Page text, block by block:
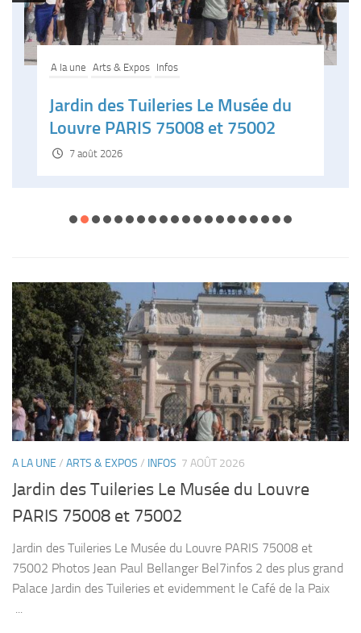
A la une Arts & Expos Infos
Jardin des Tuileries Le Musée du
Louvre PARIS 75008 et 75002
7 août 2026
A LA UNE / ARTS & EXPOS / INFOS 7 AOÛT 2026
Jardin des Tuileries Le Musée du Louvre
PARIS 75008 et 75002
Jardin des Tuileries Le Musée du Louvre PARIS 75008 et
75002 Photos Jean Paul Bellanger Bel7infos 2 des plus grand
Palace Jardin des Tuileries et evidemment le Café de la Paix
...